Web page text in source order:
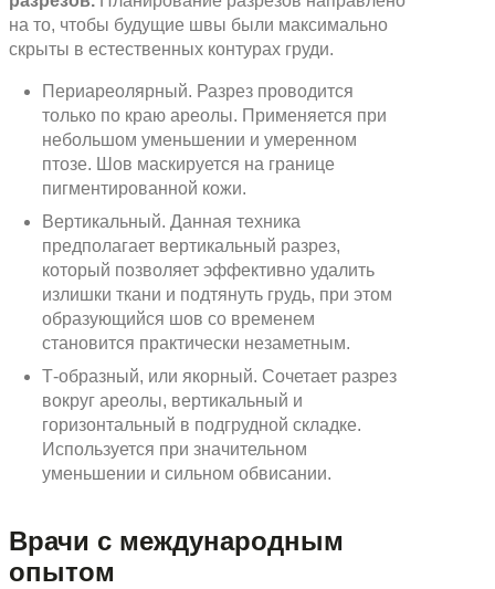
на то, чтобы будущие швы были максимально
скрыты в естественных контурах груди.
Периареолярный. Разрез проводится
только по краю ареолы. Применяется при
небольшом уменьшении и умеренном
птозе. Шов маскируется на границе
пигментированной кожи.
Вертикальный. Данная техника
предполагает вертикальный разрез,
который позволяет эффективно удалить
излишки ткани и подтянуть грудь, при этом
образующийся шов со временем
становится практически незаметным.
Т-образный, или якорный. Сочетает разрез
вокруг ареолы, вертикальный и
горизонтальный в подгрудной складке.
Используется при значительном
уменьшении и сильном обвисании.
Врачи с международным
опытом